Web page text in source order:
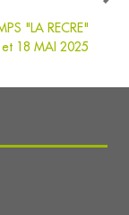
"LA RECRE"
et 18 MAI 2025